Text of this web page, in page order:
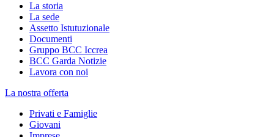
La storia
La sede
Assetto Istutuzionale
Documenti
Gruppo BCC Iccrea
BCC Garda Notizie
Lavora con noi
La nostra offerta
Privati e Famiglie
Giovani